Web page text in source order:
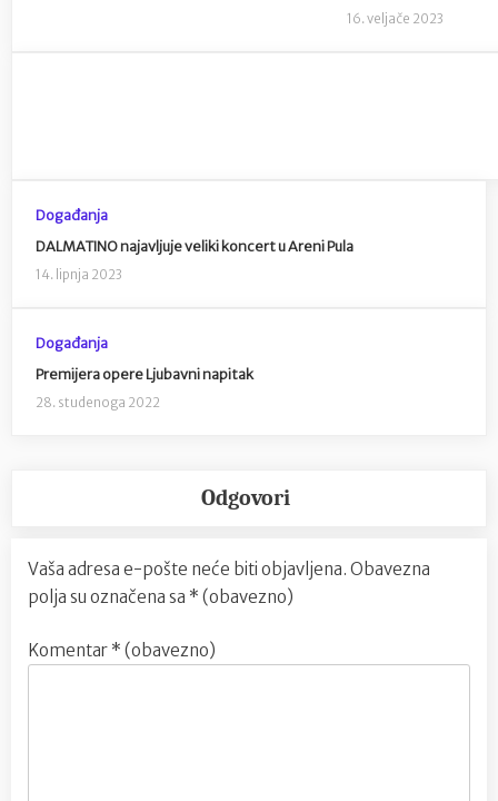
16. veljače 2023
Događanja
DALMATINO najavljuje veliki koncert u Areni Pula
14. lipnja 2023
Događanja
Premijera opere Ljubavni napitak
28. studenoga 2022
Odgovori
Vaša adresa e-pošte neće biti objavljena. Obavezna
polja su označena sa * (obavezno)
Komentar * (obavezno)